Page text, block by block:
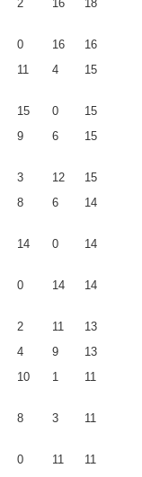
2 16 18
0 16
16
11 4 15
15 0
15
9 6 15
3 12
15
8 6 14
14 0 14
0 14 14
2 11
13
4 9
13
10 1 11
8 3 11
0 11
11